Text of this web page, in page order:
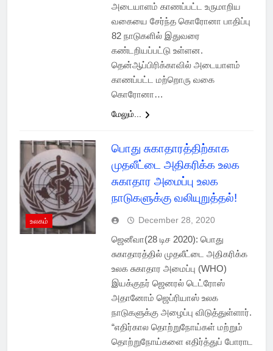
அடையாளம் காணப்பட்ட உருமாறிய
வகையை சேர்ந்த கொரோனா பாதிப்பு
82 நாடுகளில் இதுவரை
கண்டறியப்பட்டு உள்ளன.
தென்ஆப்பிரிக்காவில் அடையாளம்
காணப்பட்ட மற்றொரு வகை
கொரோனா…
மேலும்...
உலகம்
பொது சுகாதாரத்திற்காக
முதலீட்டை அதிகரிக்க உலக
சுகாதார அமைப்பு உலக
நாடுகளுக்கு வலியுறுத்தல்!
December 28, 2020
ஜெனீவா(28 டிச 2020): பொது
சுகாதாரத்தில் முதலீட்டை அதிகரிக்க
உலக சுகாதார அமைப்பு (WHO)
இயக்குநர் ஜெனரல் டெட்ரோஸ்
அதானோம் ஜெப்ரியாஸ் உலக
நாடுகளுக்கு அழைப்பு விடுத்துள்ளார்.
“எதிர்கால தொற்றுநோய்கள் மற்றும்
தொற்றுநோய்களை எதிர்த்துப் போராட